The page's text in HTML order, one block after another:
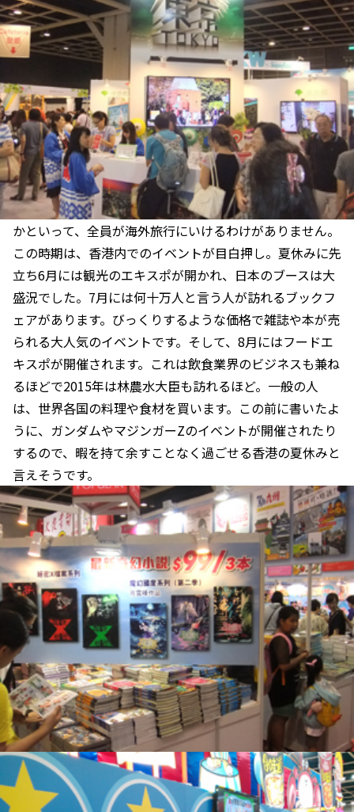
かといって、全員が海外旅行にいけるわけがありません。
この時期は、香港内でのイベントが目白押し。夏休みに先
立ち6月には観光のエキスポが開かれ、日本のブースは大
盛況でした。7月には何十万人と言う人が訪れるブックフ
ェアがあります。びっくりするような価格で雑誌や本が売
られる大人気のイベントです。そして、8月にはフードエ
キスポが開催されます。これは飲食業界のビジネスも兼ね
るほどで2015年は林農水大臣も訪れるほど。一般の人
は、世界各国の料理や食材を買います。この前に書いたよ
うに、ガンダムやマジンガーZのイベントが開催されたり
するので、暇を持て余すことなく過ごせる香港の夏休みと
言えそうです。